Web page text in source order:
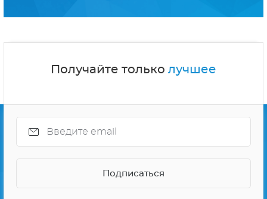
Получайте только лучшее